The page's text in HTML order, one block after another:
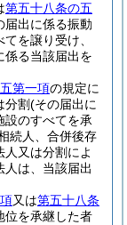
第五十八条の五
届出に係る振動
を譲り受け、
係る当該届出を
第一項の規定に
分割(その届出に
設のすべてを承
続人、合併後存
又は分割によ
人は、当該届出
又は第五十八条
位を承継した者